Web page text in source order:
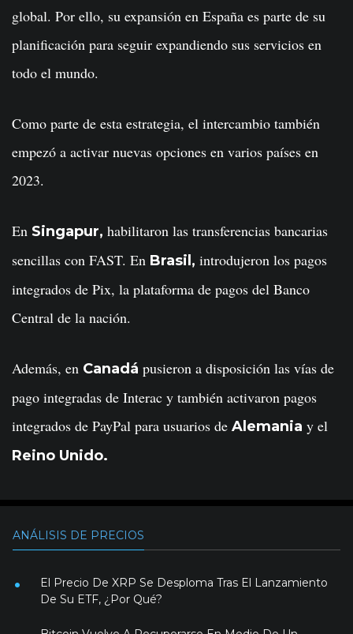
global. Por ello, su expansión en España es parte de su
planificación para seguir expandiendo sus servicios en
todo el mundo.
Como parte de esta estrategia, el intercambio también
empezó a activar nuevas opciones en varios países en
2023.
En Singapur, habilitaron las transferencias bancarias
sencillas con FAST. En Brasil, introdujeron los pagos
integrados de Pix, la plataforma de pagos del Banco
Central de la nación.
Además, en Canadá pusieron a disposición las vías de
pago integradas de Interac y también activaron pagos
integrados de PayPal para usuarios de Alemania y el
Reino Unido.
ANÁLISIS DE PRECIOS
El Precio De XRP Se Desploma Tras El Lanzamiento
De Su ETF, ¿Por Qué?